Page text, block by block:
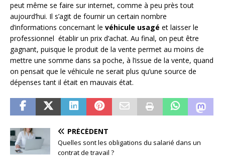
peut même se faire sur internet, comme à peu près tout
aujourd’hui. Il s’agit de fournir un certain nombre
d’informations concernant le véhicule usagé et laisser le
professionnel établir un prix d’achat. Au final, on peut être
gagnant, puisque le produit de la vente permet au moins de
mettre une somme dans sa poche, à l’issue de la vente, quand
on pensait que le véhicule ne serait plus qu’une source de
dépenses tant il était en mauvais état.
PRÉCÉDENT
Quelles sont les obligations du salarié dans un
contrat de travail ?